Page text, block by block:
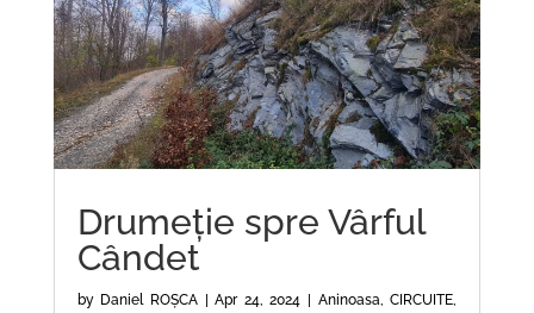
Drumeție spre Vârful
Cândet
by Daniel ROȘCA |Apr 24, 2024 | Aninoasa ,CIRCUITE